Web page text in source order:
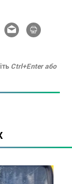
Ctrl+Enter або